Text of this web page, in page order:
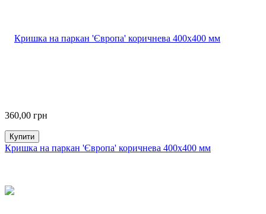
360,00 грн
Купити
Кришка на паркан 'Європа' коричнева 400х400 мм